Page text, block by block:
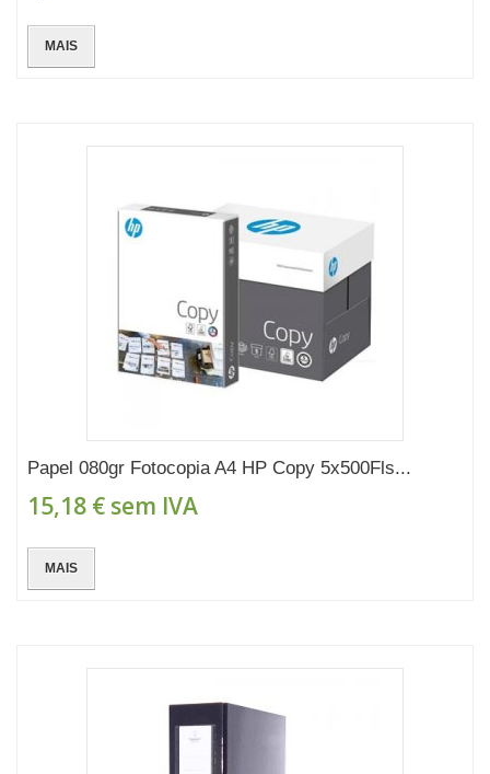
MAIS
Papel 080gr Fotocopia A4 HP Copy 5x500Fls...
15,18 € sem IVA
MAIS